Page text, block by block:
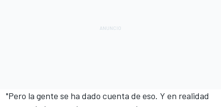
"Pero la gente se ha dado cuenta de eso. Y en realidad